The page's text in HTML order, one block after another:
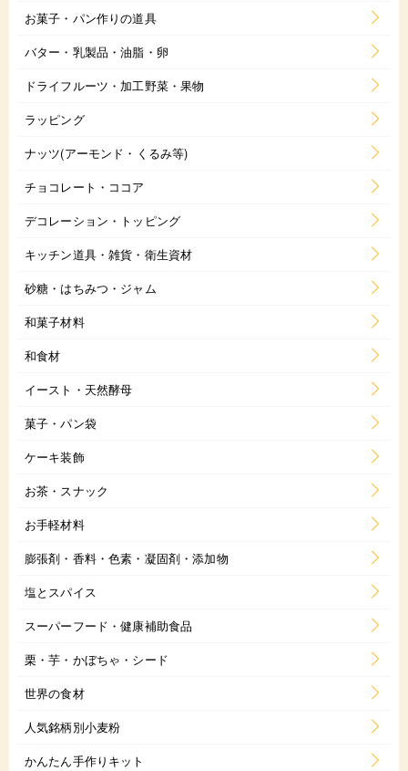
お菓子・パン作りの道具
バター・乳製品・油脂・卵
ドライフルーツ・加工野菜・果物
ラッピング
ナッツ(アーモンド・くるみ等)
チョコレート・ココア
デコレーション・トッピング
キッチン道具・雑貨・衛生資材
砂糖・はちみつ・ジャム
和菓子材料
和食材
イースト・天然酵母
菓子・パン袋
ケーキ装飾
お茶・スナック
お手軽材料
膨張剤・香料・色素・凝固剤・添加物
塩とスパイス
スーパーフード・健康補助食品
栗・芋・かぼちゃ・シード
世界の食材
人気銘柄別小麦粉
かんたん手作りキット